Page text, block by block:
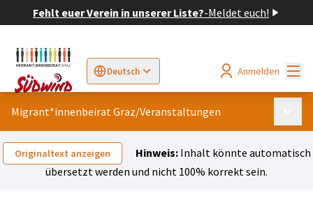
Fehlt euer Verein in unserer Liste?-Meldet euch!
Deutsch
Sprache wählen Choose languageElegir el idioma
Anmelden
Migrant*innenbeirat Graz/Veranstaltungen
Originaltext anzeigen Hinweis:Inhalt könnte automatisch
übersetzt werden und nicht 100% korrekt sein.